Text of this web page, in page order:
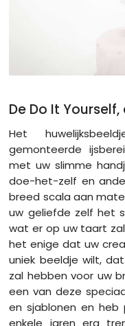
De Do It
Het
gemonteerde
met uw slimme
doe-het-zelf en
breed scala aan
uw geliefde zelf het
wat er op uw taart
het enige dat uw
uniek beeldje wilt,
zal hebben voor uw
een van deze
en sjablonen en heb
enkele jaren erg